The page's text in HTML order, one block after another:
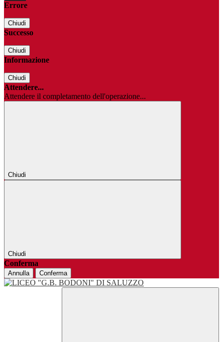
Errore
Chiudi
Successo
Chiudi
Informazione
Chiudi
Attendere...
Attendere il completamento dell'operazione...
Chiudi
Chiudi
Conferma
Annulla Conferma